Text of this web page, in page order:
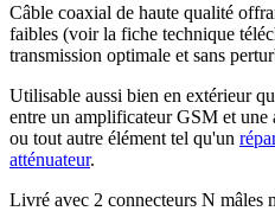
Câble coaxial de haute qualité
faibles (voir la fiche technique
transmission optimale et sans
Utilisable aussi bien en extérieur
entre un amplificateur GSM et une
ou tout autre élément tel qu'un
atténuateur.
Livré avec 2 connecteurs N mâles